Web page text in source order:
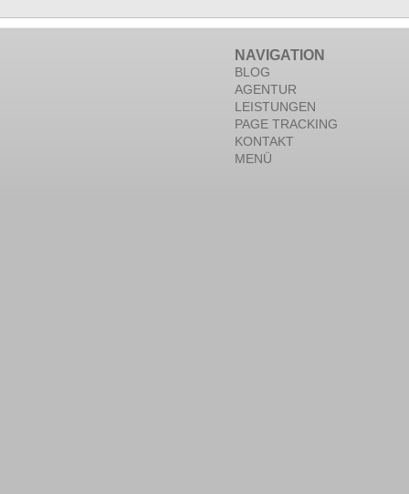
NAVIGATION
BLOG
AGENTUR
LEISTUNGEN
PAGE TRACKING
KONTAKT
MENÜ